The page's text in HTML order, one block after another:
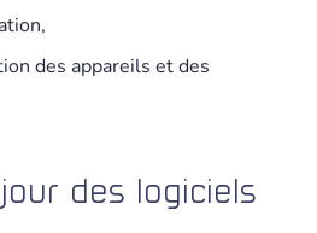
des appareils et des
des logiciels